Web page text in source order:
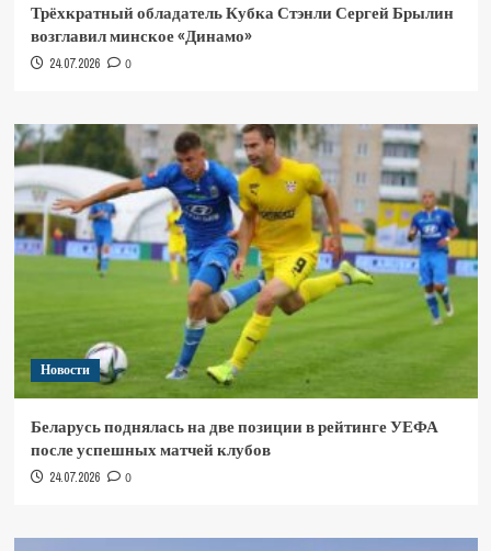
Трёхкратный обладатель Кубка Стэнли Сергей Брылин
возглавил минское «Динамо»
24.07.2026 0
Новости
Беларусь поднялась на две позиции в рейтинге УЕФА
после успешных матчей клубов
24.07.2026 0